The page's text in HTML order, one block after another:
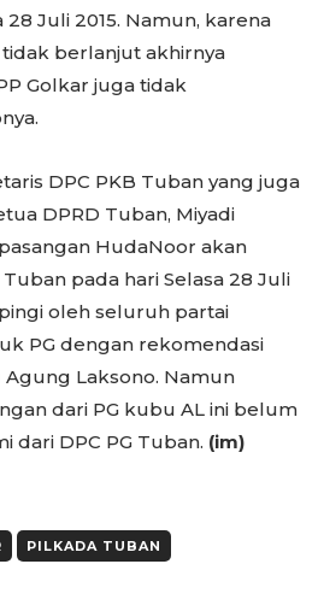
28 Juli 2015. Namun, karena
berlanjut akhirnya
Golkar juga tidak
DPC PKB Tuban yang juga
DPRD Tuban, Miyadi
HudaNoor akan
pada hari Selasa 28 Juli
oleh seluruh partai
PG dengan rekomendasi
Laksono. Namun
dari PG kubu AL ini belum
dari DPC PG Tuban. (im)
PILKADA TUBAN